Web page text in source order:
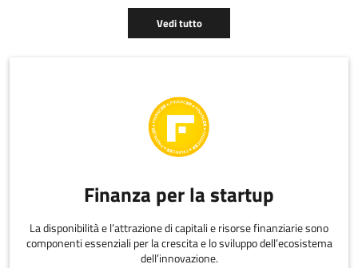
Vedi tutto
Finanza per la startup
La disponibilità e l’attrazione di capitali e risorse finanziarie sono
componenti essenziali per la crescita e lo sviluppo dell’ecosistema
dell’innovazione.